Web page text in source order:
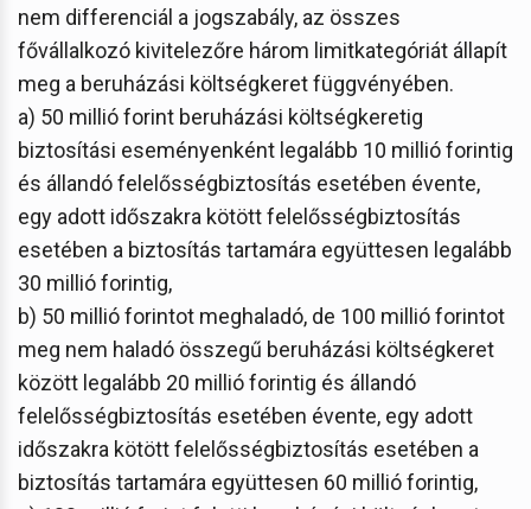
nem differenciál a jogszabály, az összes
fővállalkozó kivitelezőre három limitkategóriát állapít
meg a beruházási költségkeret függvényében.
a) 50 millió forint beruházási költségkeretig
biztosítási eseményenként legalább 10 millió forintig
és állandó felelősségbiztosítás esetében évente,
egy adott időszakra kötött felelősségbiztosítás
esetében a biztosítás tartamára együttesen legalább
30 millió forintig,
b) 50 millió forintot meghaladó, de 100 millió forintot
meg nem haladó összegű beruházási költségkeret
között legalább 20 millió forintig és állandó
felelősségbiztosítás esetében évente, egy adott
időszakra kötött felelősségbiztosítás esetében a
biztosítás tartamára együttesen 60 millió forintig,